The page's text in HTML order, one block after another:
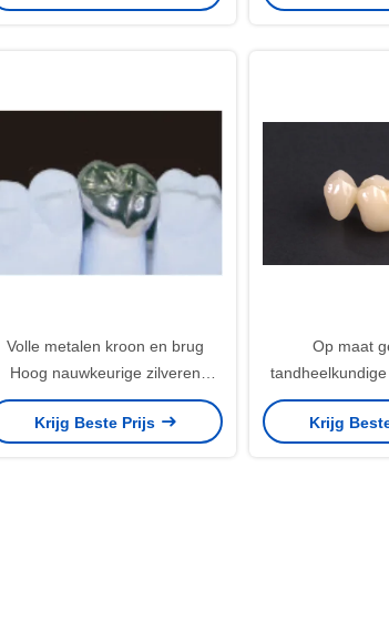
Volle metalen kroon en brug
Hoog nauwkeurige zilveren
tijdelijke kroon
Krijg Beste Prijs
Op maat
tandheelkundige
PMMA tijdelijke
Krijg